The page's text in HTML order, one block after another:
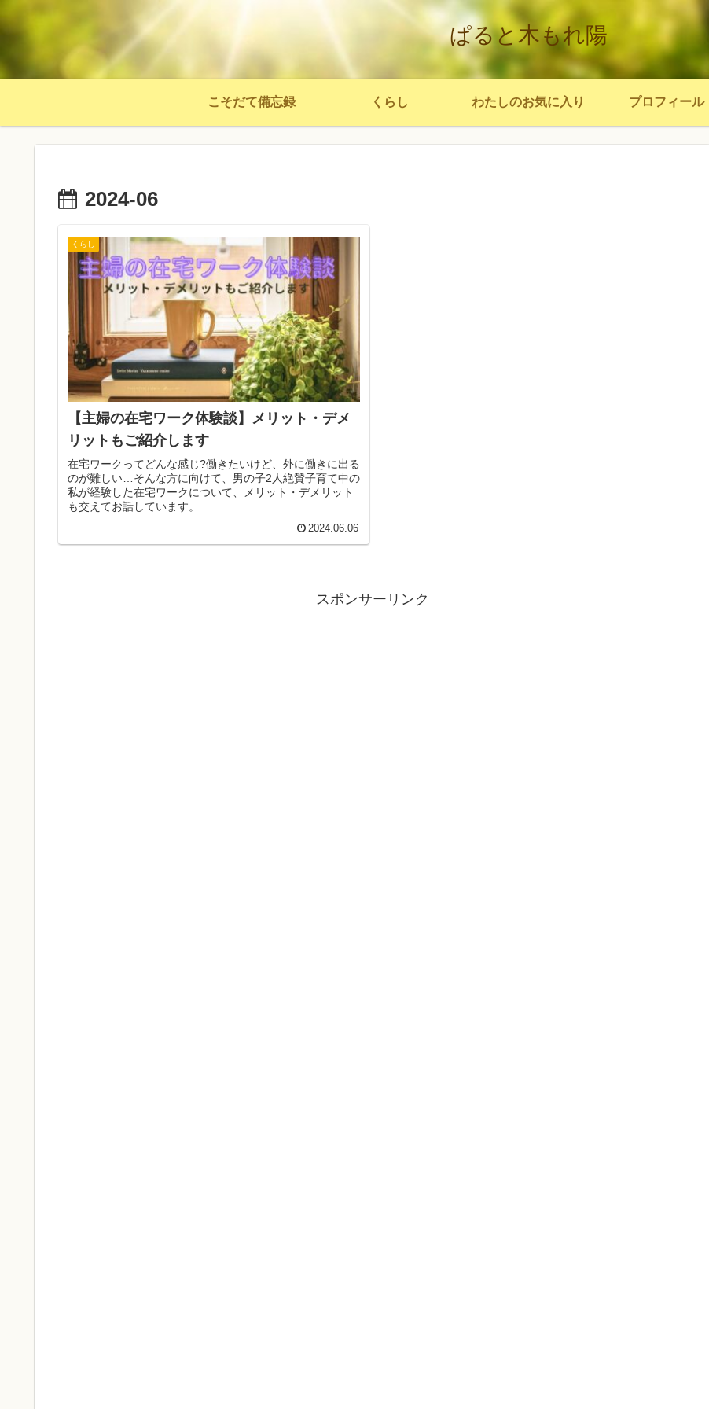
ぱると木もれ陽
こそだて備忘録 くらし わたしのお気に入り プロフィール
2024-06
くらし
【主婦の在宅ワーク体験談】メリット・デメ
リットもご紹介します
在宅ワークってどんな感じ?働きたいけど、外に働きに出る
のが難しい…そんな方に向けて、男の子2人絶賛子育て中の
私が経験した在宅ワークについて、メリット・デメリット
も交えてお話しています。
2024.06.06
スポンサーリンク